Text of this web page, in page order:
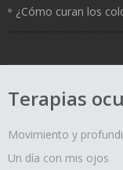
¿Cómo curan los
Terapias
Movimiento y
Un día con mis ojos